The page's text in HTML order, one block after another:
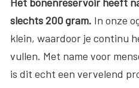
slechts 200 gram. In onze
klein, waardoor je continu
vullen. Met name voor
is dit echt een vervelend